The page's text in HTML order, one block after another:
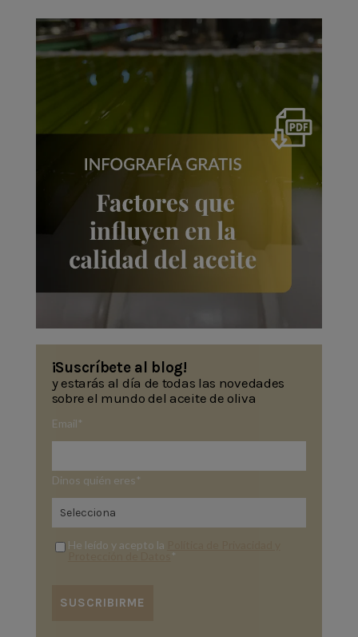
¡Suscríbete al blog!
y estarás al día de todas las novedades
sobre el mundo del aceite de oliva
Email *
Dinos quién eres *
He leído y acepto la
*